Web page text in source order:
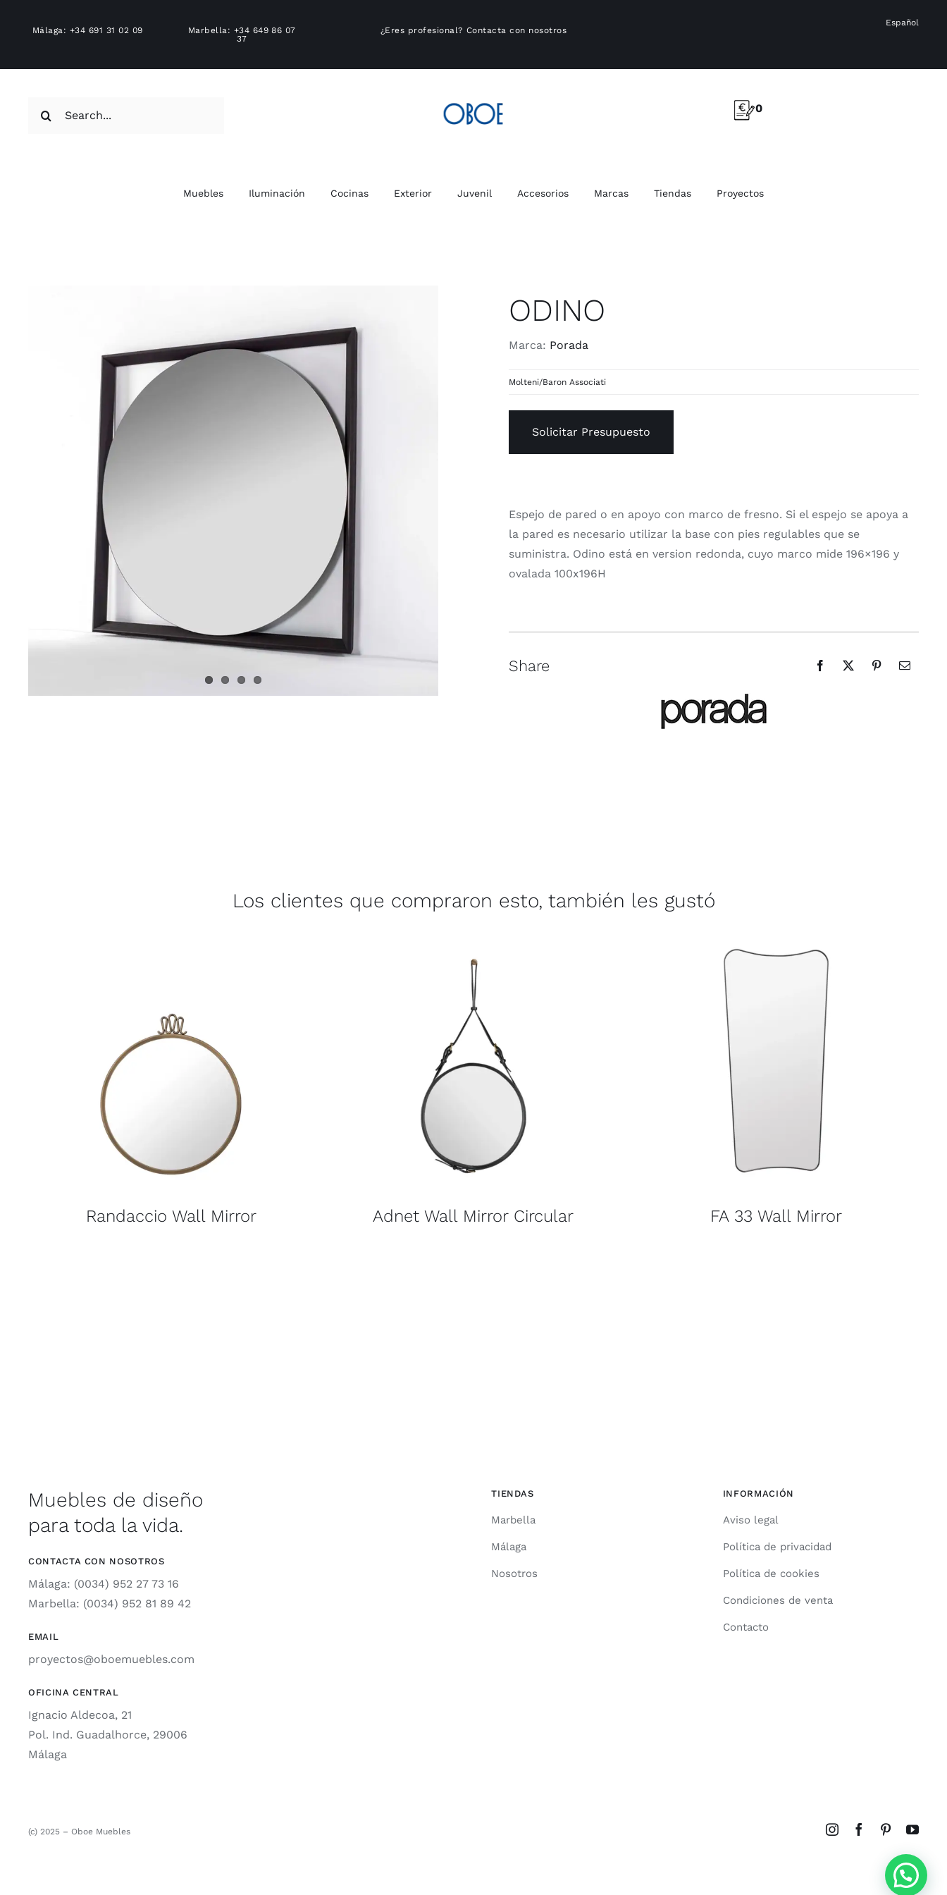
Málaga: +34 691 31 02 09
Marbella: +34 649 86 07
37
¿Eres profesional? Contacta con nosotros
Español
0
Muebles Iluminación Cocinas Exterior Juvenil Accesorios Marcas Tiendas Proyectos
ODINO
Marca: Porada
Molteni/Baron Associati
Solicitar Presupuesto
Espejo de pared o en apoyo con marco de fresno. Si el espejo se apoya a
la pared es necesario utilizar la base con pies regulables que se
suministra. Odino está en version redonda, cuyo marco mide 196×196 y
ovalada 100x196H
Share
Los clientes que compraron esto, también les gustó
Randaccio Wall Mirror Adnet Wall Mirror Circular FA 33 Wall Mirror
Muebles de diseño
para toda la vida.
CONTACTA CON NOSOTROS
Málaga: (0034) 952 27 73 16
Marbella: (0034) 952 81 89 42
EMAIL
proyectos@oboemuebles.com
OFICINA CENTRAL
Ignacio Aldecoa, 21
Pol. Ind. Guadalhorce, 29006
Málaga
TIENDAS
Marbella
Málaga
Nosotros
INFORMACIÓN
Aviso legal
Política de privacidad
Política de cookies
Condiciones de venta
Contacto
(c) 2025 – Oboe Muebles